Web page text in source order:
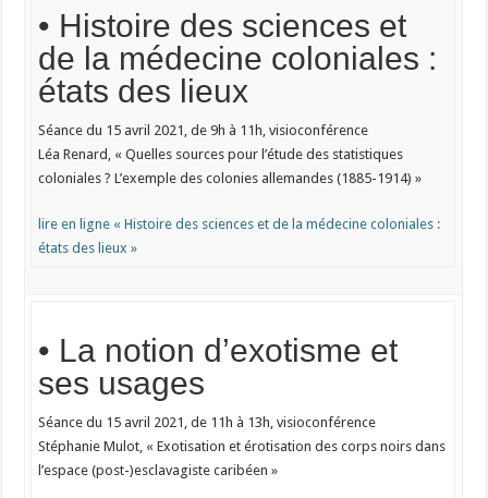
• Histoire des sciences et
de la médecine coloniales :
états des lieux
Séance du 15 avril 2021, de 9h à 11h, visioconférence
Léa Renard, « Quelles sources pour l’étude des statistiques
coloniales ? L’exemple des colonies allemandes (1885-1914) »
lire en ligne « Histoire des sciences et de la médecine coloniales :
états des lieux »
• La notion d’exotisme et
ses usages
Séance du 15 avril 2021, de 11h à 13h, visioconférence
Stéphanie Mulot, « Exotisation et érotisation des corps noirs dans
l’espace (post-)esclavagiste caribéen »